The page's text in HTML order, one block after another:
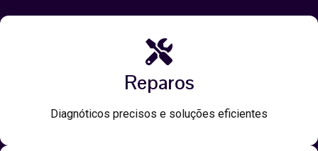
Reparos
Diagnóticos precisos e soluções eficientes